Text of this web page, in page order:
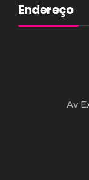
Endereço
Av